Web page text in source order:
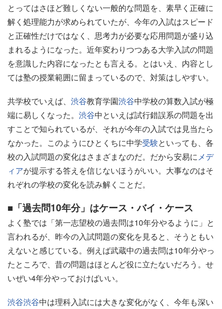
とってはさほど難しくない一般的な問題を、素早く正確に
解く処理能力が求められていたが、今年の入試はスピード
と正確性だけではなく、思考力が必要な応用問題が盛り込
まれるようになった。近年変わりつつある大学入試の問題
を意識した内容になったとも言える。とはいえ、内容とし
ては塾の授業範囲に留まっているので、対策はしやすい。
共学校でいえば、 渋谷教育学園渋谷中学校の算数入試が極
端に易しくなった。 渋谷中といえば試行錯誤系の問題を出
すことで知られているが、それが今年の入試では見当たら
なかった。このようにひとくちに中学受験といっても、各
校の入試問題の変化はさまざまなのだ。だから安易にメデ
ィアが提示する答えを信じないほうがいい。大事なのはそ
れぞれの学校の変化を読み解くことだ。
■「過去問10年分」はケース・バイ・ケース
よく塾では「第一志望校の過去問は10年分やるように」と
言われるが、昨今の入試問題の変化を見ると、そうともい
えないと感じている。例えば武蔵中の過去問は10年分やっ
たところで、昔の問題はほとんど役に立たないだろう。せ
いぜい4年分やっておけばいい。
渋谷渋谷中は理科入試には大きな変化がなく、今年も深い